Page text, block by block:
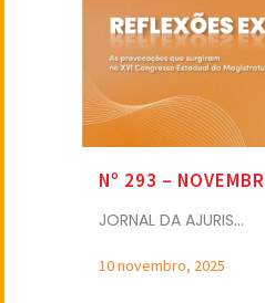
Nº 293 –
JORNAL DA AJURIS...
10 novembro, 2025